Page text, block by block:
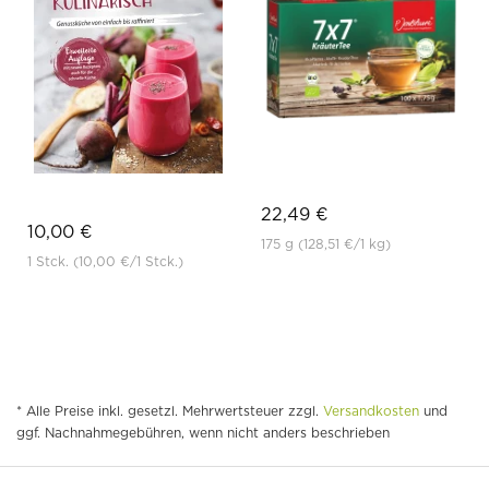
10,00 €
1 Stck. (10,00 €/1 Stck.)
22,49 €
175 g (128,51 €/1 kg)
* Alle Preise inkl. gesetzl. Mehrwertsteuer zzgl. Versandkosten und
ggf. Nachnahmegebühren, wenn nicht anders beschrieben